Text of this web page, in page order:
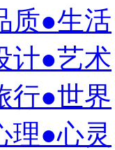
质●生活
计●艺术
行●世界
理●心灵